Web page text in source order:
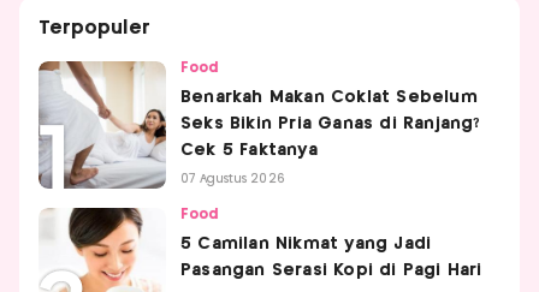
Terpopuler
Food
Benarkah Makan Coklat Sebelum
Seks Bikin Pria Ganas di Ranjang?
Cek 5 Faktanya
07 Agustus 2026
Food
5 Camilan Nikmat yang Jadi
Pasangan Serasi Kopi di Pagi Hari